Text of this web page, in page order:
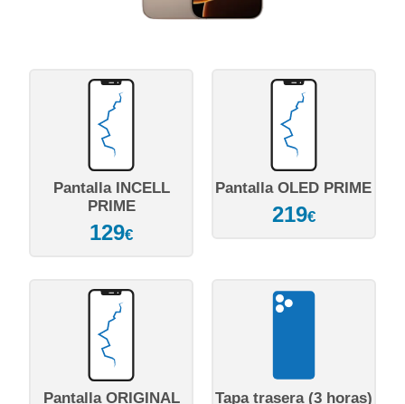
Pantalla INCELL
PRIME
129€
Pantalla OLED PRIME
219€
Pantalla ORIGINAL Tapa trasera (3 horas)